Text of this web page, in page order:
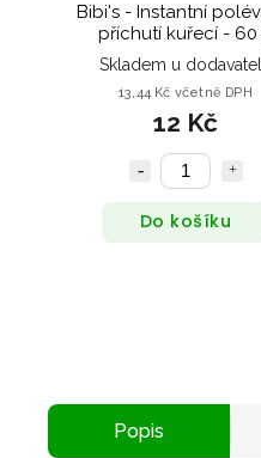
Bibi's - Instantní
příchutí kuřecí - 60
Skladem u
13,44 Kč včetně DPH
12 Kč
Do košíku
Popis